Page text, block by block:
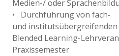
Medien-/ oder
• Durchführung von fach-
und
Blended Learning-
Praxissemester